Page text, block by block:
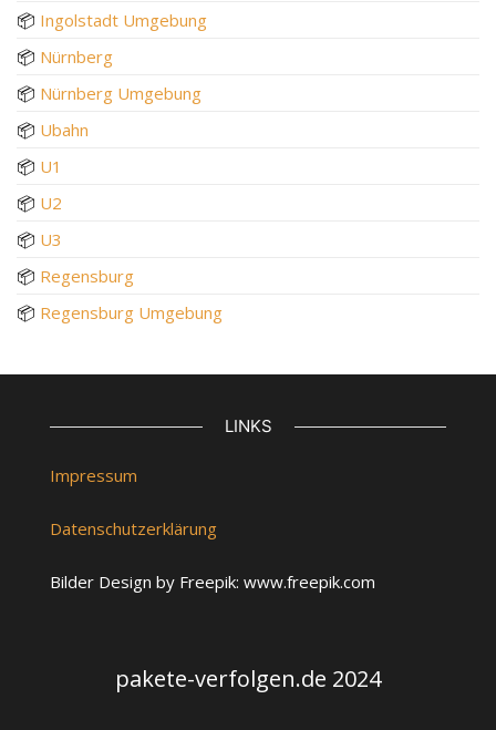
📦 Ingolstadt Umgebung
📦 Nürnberg
📦 Nürnberg Umgebung
📦 Ubahn
📦 U1
📦 U2
📦 U3
📦 Regensburg
📦 Regensburg Umgebung
LINKS
Impressum
Datenschutzerklärung
Bilder Design by Freepik: www.freepik.com
pakete-verfolgen.de 2024